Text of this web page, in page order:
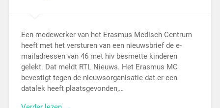
Een medewerker van het Erasmus Medisch Centrum
heeft met het versturen van een nieuwsbrief de e-
mailadressen van 46 met hiv besmette kinderen
gelekt. Dat meldt RTL Nieuws. Het Erasmus MC
bevestigt tegen de nieuwsorganisatie dat er een
datalek heeft plaatsgevonden,…